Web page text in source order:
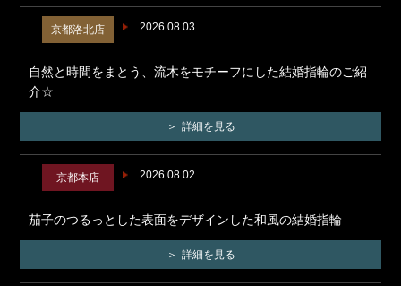
2026.08.03
京都洛北店
自然と時間をまとう、流木をモチーフにした結婚指輪のご紹
介☆
詳細を見る
2026.08.02
京都本店
茄子のつるっとした表面をデザインした和風の結婚指輪
詳細を見る